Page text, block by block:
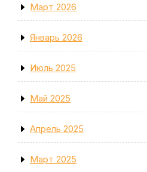
Март 2026
Январь 2026
Июль 2025
Май 2025
Апрель 2025
Март 2025